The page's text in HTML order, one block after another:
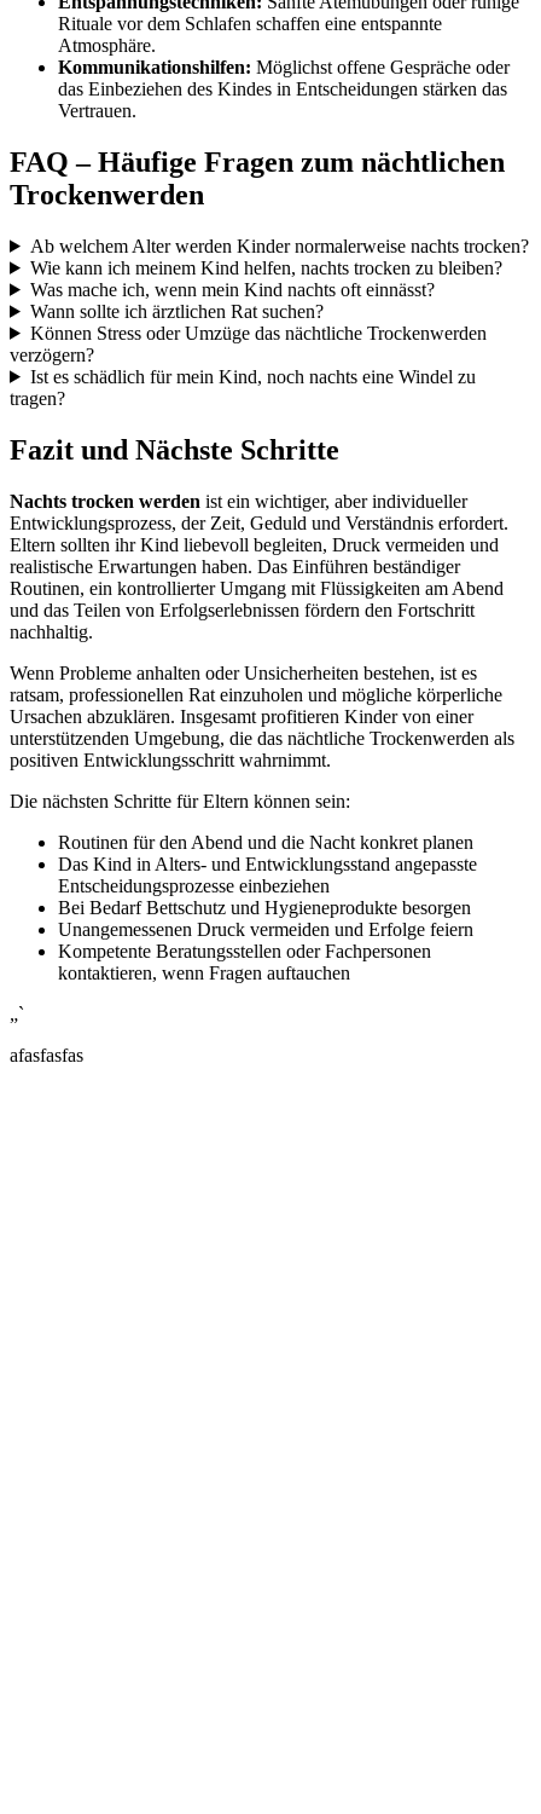
Rituale vor dem Schlafen schaffen eine entspannte
Atmosphäre.
Kommunikationshilfen: Möglichst offene Gespräche oder
das Einbeziehen des Kindes in Entscheidungen stärken das
Vertrauen.
FAQ – Häufige Fragen zum nächtlichen
Trockenwerden
Ab welchem Alter werden Kinder normalerweise nachts trocken?
Wie kann ich meinem Kind helfen, nachts trocken zu bleiben?
Was mache ich, wenn mein Kind nachts oft einnässt?
Wann sollte ich ärztlichen Rat suchen?
Können Stress oder Umzüge das nächtliche Trockenwerden
verzögern?
Ist es schädlich für mein Kind, noch nachts eine Windel zu
tragen?
Fazit und Nächste Schritte
Nachts trocken werden ist ein wichtiger, aber individueller
Entwicklungsprozess, der Zeit, Geduld und Verständnis erfordert.
Eltern sollten ihr Kind liebevoll begleiten, Druck vermeiden und
realistische Erwartungen haben. Das Einführen beständiger
Routinen, ein kontrollierter Umgang mit Flüssigkeiten am Abend
und das Teilen von Erfolgserlebnissen fördern den Fortschritt
nachhaltig.
Wenn Probleme anhalten oder Unsicherheiten bestehen, ist es
ratsam, professionellen Rat einzuholen und mögliche körperliche
Ursachen abzuklären. Insgesamt profitieren Kinder von einer
unterstützenden Umgebung, die das nächtliche Trockenwerden als
positiven Entwicklungsschritt wahrnimmt.
Die nächsten Schritte für Eltern können sein:
Routinen für den Abend und die Nacht konkret planen
Das Kind in Alters- und Entwicklungsstand angepasste
Entscheidungsprozesse einbeziehen
Bei Bedarf Bettschutz und Hygieneprodukte besorgen
Unangemessenen Druck vermeiden und Erfolge feiern
Kompetente Beratungsstellen oder Fachpersonen
kontaktieren, wenn Fragen auftauchen
„`
afasfasfas